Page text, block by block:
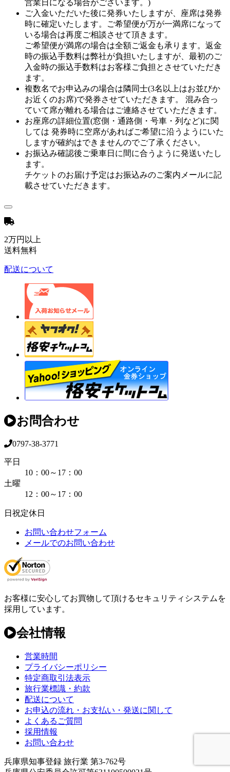
営業日になる場合がございます。)
ご入金いただいた後に発券いたしますが、座席は発券
時に確定いたします。ご希望便が万が一満席になって
いる場合は再度ご相談させて頂きます。
ご希望便が満席の場合は全額ご返金も承ります。返金
時の振込手数料は弊社が負担いたしますが、最初のご
入金時の振込手数料はお客様ご負担とさせていただき
ます。
複数名でお申込みの場合は隣同士(3名以上はお並びか
お近くのお席)で発券させていただきます。 混み合っ
ていて席が離れる場合はご連絡させていただきます。
お座席の詳細位置(窓側・通路側・号車・列など)に関
しては 発券時に空席があればご希望に沿うようにいた
しますが確約はできませんのでご了承ください。
お振込み確認後ご乗車日に間に合うように発送いたし
ます。
チケットのお届け予定はお振込みのご案内メールに記
載させていただきます。
2万円以上
送料無料
配送について
お問合わせ
0797-38-3771
平日
10：00～17：00
土曜
12：00～17：00
日祝定休日
お問い合わせフォーム
メールでのお問い合わせ
お客様に安心してお買物して頂けるセキュリティシステムを
採用しています。
会社情報
営業時間
プライバシーポリシー
特定商取引法表示
旅行業標識・約款
配送について
お申込の流れ・お支払い・発送に関して
よくあるご質問
採用情報
お問い合わせ
兵庫県知事登録 旅行業 第3-762号